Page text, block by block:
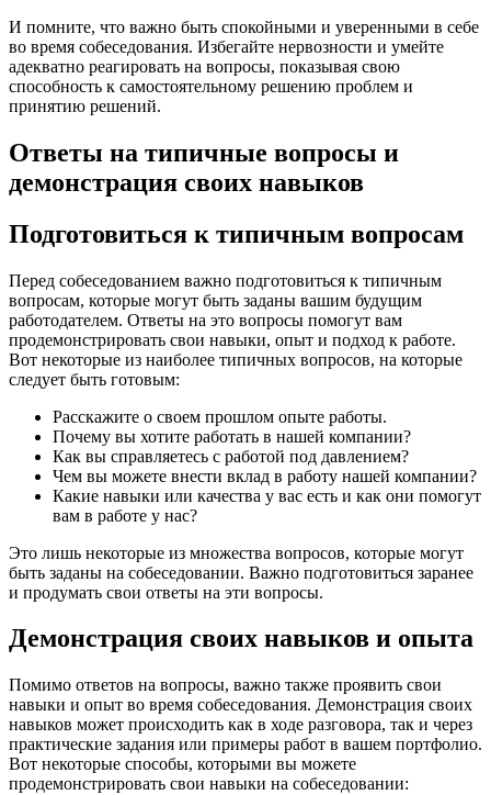
И помните, что важно быть спокойными и уверенными в себе
во время собеседования. Избегайте нервозности и умейте
адекватно реагировать на вопросы, показывая свою
способность к самостоятельному решению проблем и
принятию решений.
Ответы на типичные вопросы и
демонстрация своих навыков
Подготовиться к типичным вопросам
Перед собеседованием важно подготовиться к типичным
вопросам, которые могут быть заданы вашим будущим
работодателем. Ответы на это вопросы помогут вам
продемонстрировать свои навыки, опыт и подход к работе.
Вот некоторые из наиболее типичных вопросов, на которые
следует быть готовым:
Расскажите о своем прошлом опыте работы.
Почему вы хотите работать в нашей компании?
Как вы справляетесь с работой под давлением?
Чем вы можете внести вклад в работу нашей компании?
Какие навыки или качества у вас есть и как они помогут
вам в работе у нас?
Это лишь некоторые из множества вопросов, которые могут
быть заданы на собеседовании. Важно подготовиться заранее
и продумать свои ответы на эти вопросы.
Демонстрация своих навыков и опыта
Помимо ответов на вопросы, важно также проявить свои
навыки и опыт во время собеседования. Демонстрация своих
навыков может происходить как в ходе разговора, так и через
практические задания или примеры работ в вашем портфолио.
Вот некоторые способы, которыми вы можете
продемонстрировать свои навыки на собеседовании: